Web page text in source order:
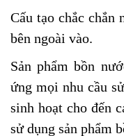
Cấu tạo chắc chắn
bên ngoài vào.
Sản phẩm bồn
ứng mọi nhu cầu
sinh hoạt cho đến
sử dụng sản phẩm